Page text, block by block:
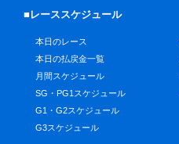
■レーススケジュール
本日のレース
本日の払戻金一覧
月間スケジュール
SG・PG1スケジュール
G1・G2スケジュール
G3スケジュール